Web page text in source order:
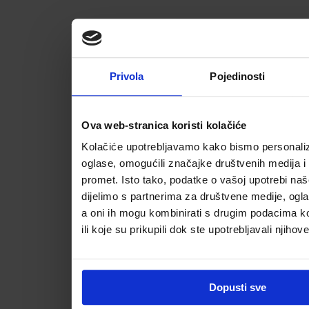
Privola Pojedinosti
Ova web-stranica koristi kolačiće
Kolačiće upotrebljavamo kako bismo
oglase, omogućili značajke društvenih medija i
promet. Isto tako, podatke o vašoj upotrebi
dijelimo s partnerima za društvene medije,
a oni ih mogu kombinirati s drugim podacima
ili koje su prikupili dok ste upotrebljavali
Dopusti sve